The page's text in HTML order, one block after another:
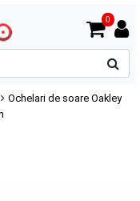
0
Ochelari de soare Oakley